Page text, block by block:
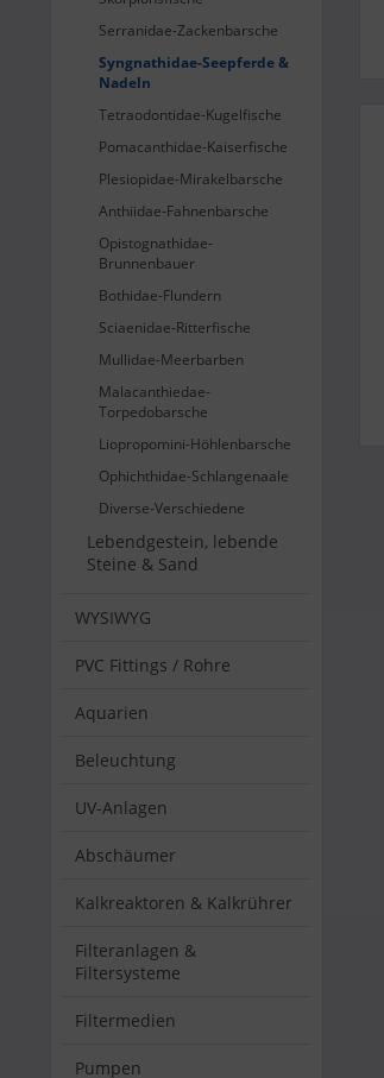
Serranidae-Zackenbarsche
Syngnathidae-Seepferde &
Nadeln
Tetraodontidae-Kugelfische
Pomacanthidae-Kaiserfische
Plesiopidae-Mirakelbarsche
Anthiidae-Fahnenbarsche
Opistognathidae-
Brunnenbauer
Bothidae-Flundern
Sciaenidae-Ritterfische
Mullidae-Meerbarben
Malacanthiedae-
Torpedobarsche
Liopropomini-Höhlenbarsche
Ophichthidae-Schlangenaale
Diverse-Verschiedene
Lebendgestein, lebende
Steine & Sand
WYSIWYG
PVC Fittings / Rohre
Aquarien
Beleuchtung
UV-Anlagen
Abschäumer
Kalkreaktoren & Kalkrührer
Filteranlagen &
Filtersysteme
Filtermedien
Pumpen
Seepferdchen,...
ab 89,00 € *